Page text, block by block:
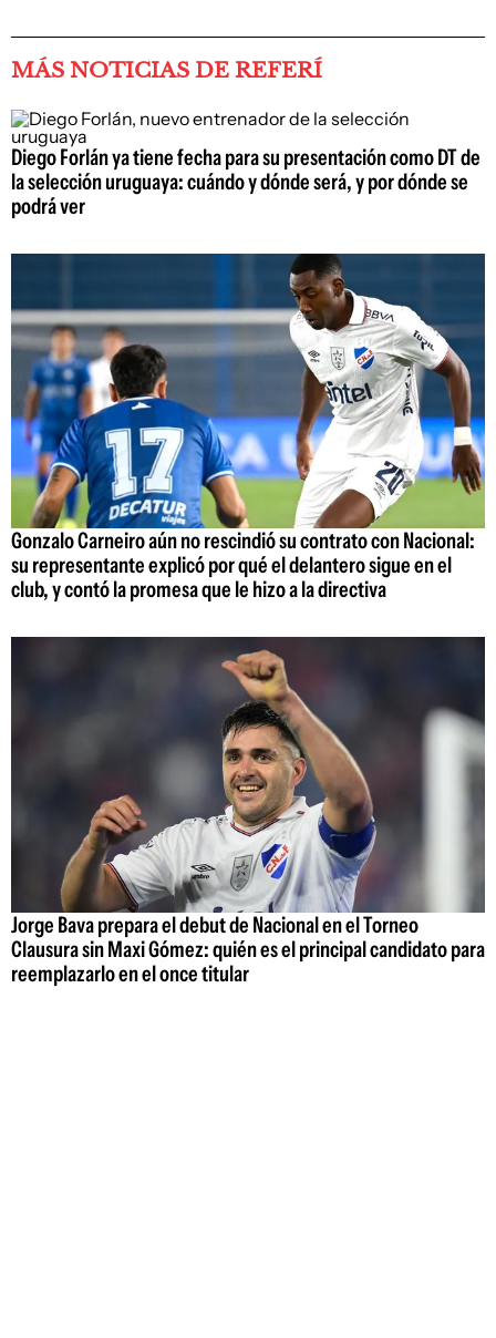
MÁS NOTICIAS DE REFERÍ
Diego Forlán ya tiene fecha para su presentación como DT de
la selección uruguaya: cuándo y dónde será, y por dónde se
podrá ver
Gonzalo Carneiro aún no rescindió su contrato con Nacional:
su representante explicó por qué el delantero sigue en el
club, y contó la promesa que le hizo a la directiva
Jorge Bava prepara el debut de Nacional en el Torneo
Clausura sin Maxi Gómez: quién es el principal candidato para
reemplazarlo en el once titular